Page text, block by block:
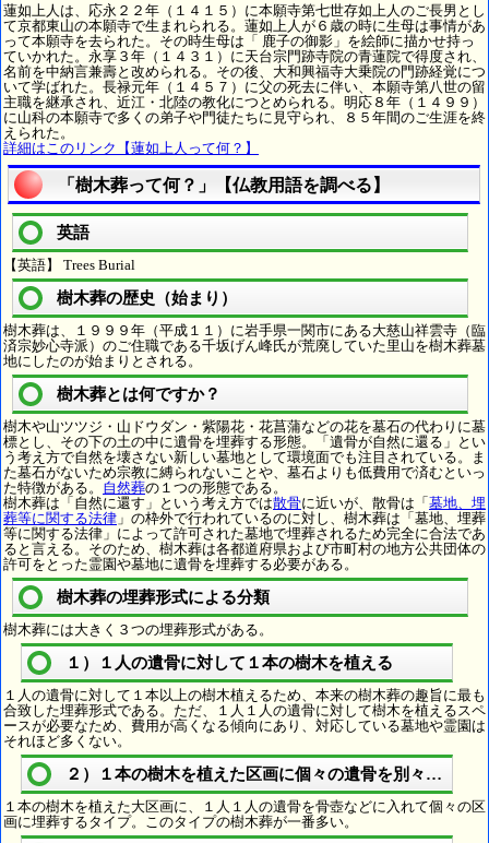
蓮如上人は、応永２２年（１４１５）に本願寺第七世存如上人のご長男とし
て京都東山の本願寺で生まれられる。蓮如上人が６歳の時に生母は事情があ
って本願寺を去られた。その時生母は「 鹿子の御影」を絵師に描かせ持っ
ていかれた。永享３年（１４３１）に天台宗門跡寺院の青蓮院で得度され、
名前を中納言兼壽と改められる。その後、大和興福寺大乗院の門跡経覚につ
いて学ばれた。長禄元年（１４５７）に父の死去に伴い、本願寺第八世の留
主職を継承され、近江・北陸の教化につとめられる。明応８年（１４９９）
に山科の本願寺で多くの弟子や門徒たちに見守られ、８５年間のご生涯を終
えられた。
詳細はこのリンク【蓮如上人って何？】
「樹木葬って何？」【仏教用語を調べる】
英語
【英語】 Trees Burial
樹木葬の歴史（始まり）
樹木葬は、１９９９年（平成１１）に岩手県一関市にある大慈山祥雲寺（臨
済宗妙心寺派）のご住職である千坂げん峰氏が荒廃していた里山を樹木葬墓
地にしたのが始まりとされる。
樹木葬とは何ですか？
樹木や山ツツジ・山ドウダン・紫陽花・花菖蒲などの花を墓石の代わりに墓
標とし、その下の土の中に遺骨を埋葬する形態。「遺骨が自然に還る」とい
う考え方で自然を壊さない新しい墓地として環境面でも注目されている。ま
た墓石がないため宗教に縛られないことや、墓石よりも低費用で済むといっ
た特徴がある。 自然葬の１つの形態である。
樹木葬は「自然に還す」という考え方では散骨に近いが、散骨は「 墓地、埋
葬等に関する法律 」の枠外で行われているのに対し、樹木葬は「墓地、埋葬
等に関する法律」によって許可された墓地で埋葬されるため完全に合法であ
ると言える。そのため、樹木葬は各都道府県および市町村の地方公共団体の
許可をとった霊園や墓地に遺骨を埋葬する必要がある。
樹木葬の埋葬形式による分類
樹木葬には大きく３つの埋葬形式がある。
１）１人の遺骨に対して１本の樹木を植える
１人の遺骨に対して１本以上の樹木植えるため、本来の樹木葬の趣旨に最も
合致した埋葬形式である。ただ、１人１人の遺骨に対して樹木を植えるスペ
ースが必要なため、費用が高くなる傾向にあり、対応している墓地や霊園は
それほど多くない。
２）１本の樹木を植えた区画に個々の遺骨を別々に埋葬
１本の樹木を植えた大区画に、１人１人の遺骨を骨壺などに入れて個々の区
画に埋葬するタイプ。このタイプの樹木葬が一番多い。